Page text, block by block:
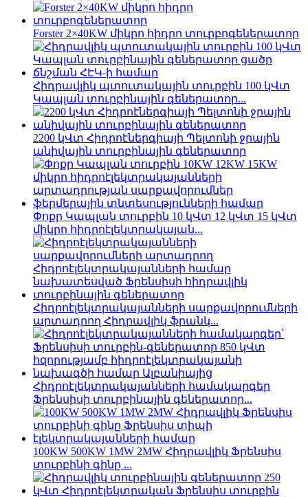
Forster 2×40KW միկրո հիդրո տուրբոգեներատոր
Հիդրավլիկ պտուտակային տուրբին 100 կՎտ
Կապլան տուրբինային գեներատոր...
2200 կՎտ Հիդրոէներգիայի Պելտոնի ջրային
անիվային տուրբինային գեներատոր
Փոքր Կապլան տուրբին 10 կՎտ 12 կՎտ 15 կՎտ
միկրո հիդրոէլեկտրակայան...
Հիդրոէլեկտրակայանների սարքավորումների
արտադրող Հիդրավլիկ ֆրանկ...
Հիդրոէլեկտրակայանների համակարգեր
Ֆրենսիսի տուրբինային գեներատոր...
100KW 500KW 1MW 2MW Հիդրավլիկ Ֆրենսիս
տուրբինի գինը ...